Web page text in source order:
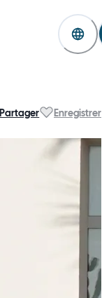
Partager Enregistrer